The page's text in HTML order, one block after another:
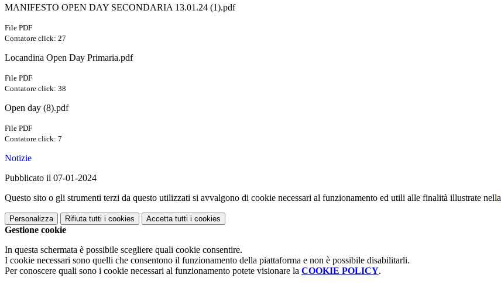
MANIFESTO OPEN DAY SECONDARIA 13.01.24 (1).pdf
File PDF
Contatore click: 27
Locandina Open Day Primaria.pdf
File PDF
Contatore click: 38
Open day (8).pdf
File PDF
Contatore click: 7
Notizie
Pubblicato il 07-01-2024
Questo sito o gli strumenti terzi da questo utilizzati si avvalgono di cookie necessari al funzionamento ed utili alle finalità illustrate nella
Personalizza Rifiuta tutti i cookies Accetta tutti i cookies
Gestione cookie
In questa schermata è possibile scegliere quali cookie consentire.
I cookie necessari sono quelli che consentono il funzionamento della piattaforma e non è possibile disabilitarli.
Per conoscere quali sono i cookie necessari al funzionamento potete visionare la COOKIE POLICY.